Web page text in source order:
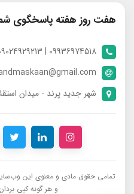
هفت روز هفته پاسخگوی
09936974518 | 09024929213 | 09398370112
شهر جدید پرند - میدان
تمامی حقوق مادی و معنوی این
و هر گونه کپی